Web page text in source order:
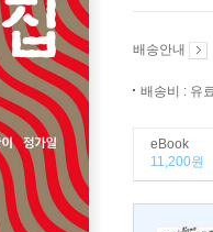
배송안내
배송비 : 유
eBook
11,200원